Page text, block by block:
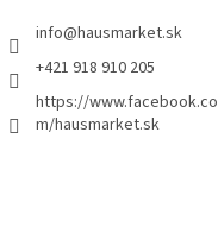
info@hausmarket.sk
+421 918 910 205
https://www.facebook.co
m/hausmarket.sk